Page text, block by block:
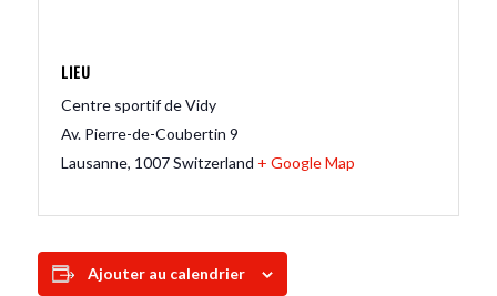
LIEU
Centre sportif de Vidy
Av. Pierre-de-Coubertin 9
Lausanne, 1007 Switzerland + Google Map
Ajouter au calendrier